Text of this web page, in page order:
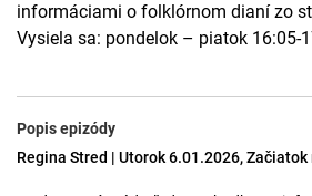
informáciami o folklórnom dianí zo
Vysiela sa: pondelok – piatok 16:05-
Popis epizódy
Regina Stred | Utorok 6.01.2026,